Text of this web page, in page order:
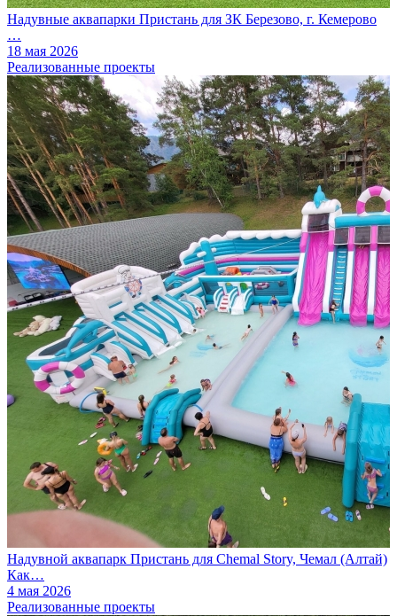
Надувные аквапарки Пристань для ЗК Березово, г. Кемерово
…
18 мая 2026
Реализованные проекты
Надувной аквапарк Пристань для Chemal Story, Чемал (Алтай)
Как…
4 мая 2026
Реализованные проекты